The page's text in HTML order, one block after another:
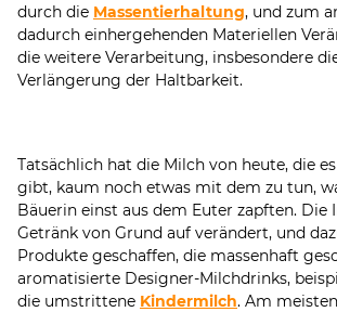
durch die Massentierhaltung, und zum
dadurch einhergehenden Materiellen
die weitere Verarbeitung, insbesondere
Verlängerung der Haltbarkeit.
Tatsächlich hat die Milch von heute, die
gibt, kaum noch etwas mit dem zu tun,
Bäuerin einst aus dem Euter zapften. Die
Getränk von Grund auf verändert, und
Produkte geschaffen, die massenhaft
aromatisierte Designer-Milchdrinks,
die umstrittene Kindermilch. Am